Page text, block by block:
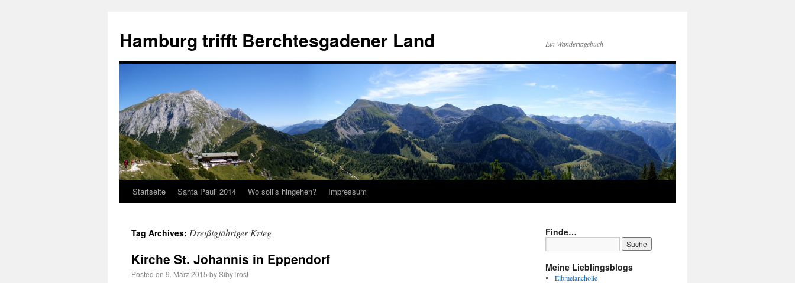
Hamburg trifft Berchtesgadener Land Ein Wandertagebuch
Startseite Santa Pauli 2014 Wo soll’s hingehen? Impressum
Tag Archives: Dreißigjähriger Krieg
Kirche St. Johannis in Eppendorf
Posted on 9. März 2015 bySibyTrost
Finde…
Meine Lieblingsblogs
Elbmelancholie